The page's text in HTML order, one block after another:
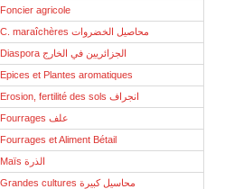
Foncier agricole
C. maraîchères محاصيل الخضروات
Diaspora الجزائريين في الخارج
Epices et Plantes aromatiques
Erosion, fertilité des sols انجراف
Fourrages علف
Fourrages et Aliment Bétail
Maïs الذرة
Grandes cultures محاسيل كبيرة